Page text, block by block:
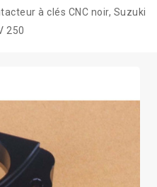
à clés CNC noir, Suzuki
250